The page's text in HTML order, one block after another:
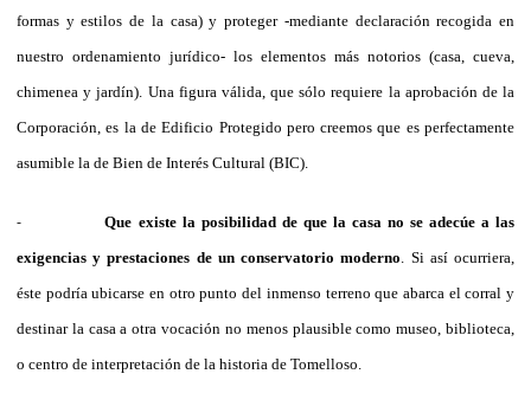
formas y estilos de la casa) y proteger -mediante declaración recogida en
nuestro ordenamiento jurídico- los elementos más notorios (casa, cueva,
chimenea y jardín). Una figura válida, que sólo requiere la aprobación de la
Corporación, es la de Edificio Protegido pero creemos que es perfectamente
asumible la de Bien de Interés Cultural (BIC).
-
Que existe la posibilidad de que la casa no se adecúe a las
exigencias y prestaciones de un conservatorio moderno . Si así ocurriera,
éste podría ubicarse en otro punto del inmenso terreno que abarca el corral y
destinar la casa a otra vocación no menos plausible como museo, biblioteca,
o centro de interpretación de la historia de Tomelloso.